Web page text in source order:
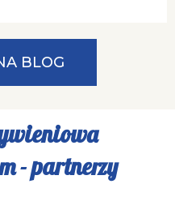
BLOG
- partnerzy